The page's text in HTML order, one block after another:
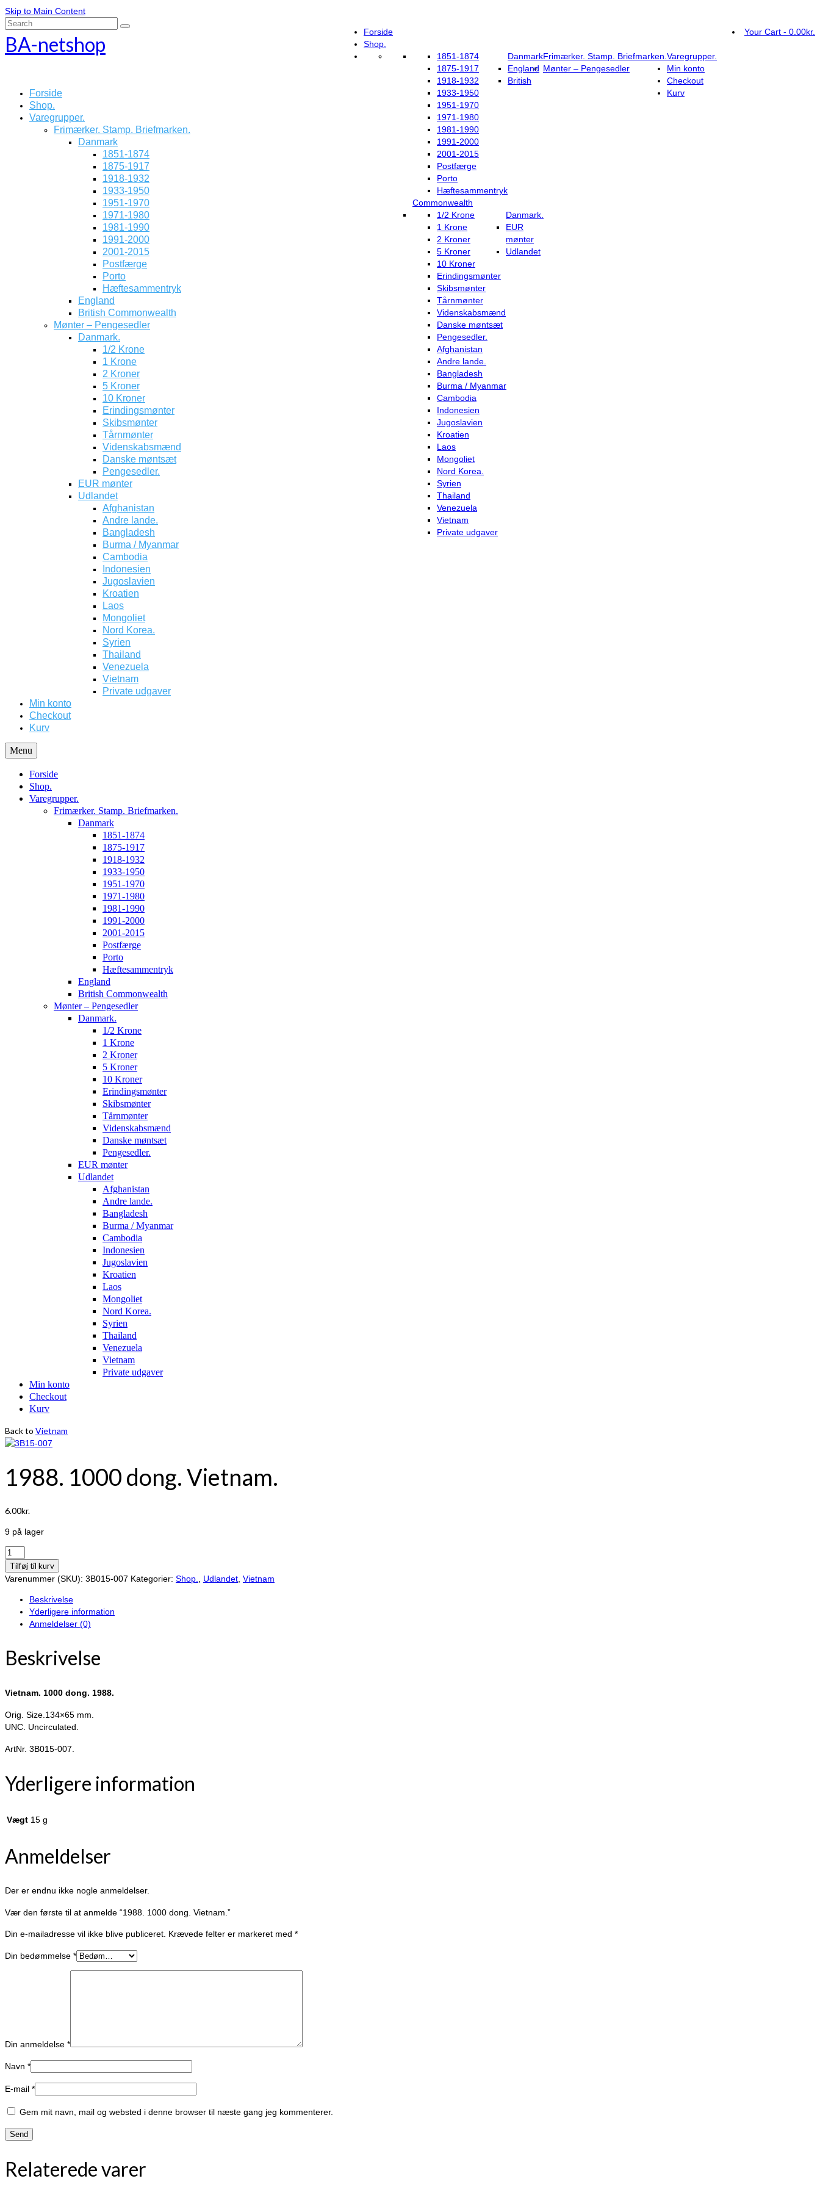
Skip to Main Content
Forside
Shop.
Varegrupper.
Frimærker. Stamp. Briefmarken.
Danmark
1851-1874
1875-1917
1918-1932
1933-1950
1951-1970
1971-1980
1981-1990
1991-2000
2001-2015
Postfærge
Porto
Hæftesammentryk
England
British
Commonwealth
Mønter – Pengesedler
Danmark.
1/2 Krone
1 Krone
2 Kroner
5 Kroner
10 Kroner
Erindingsmønter
Skibsmønter
Tårnmønter
Videnskabsmænd
Danske møntsæt
Pengesedler.
EUR
mønter
Udlandet
Afghanistan
Andre lande.
Bangladesh
Burma / Myanmar
Cambodia
Indonesien
Jugoslavien
Kroatien
Laos
Mongoliet
Nord Korea.
Syrien
Thailand
Venezuela
Vietnam
Private udgaver
Min konto
Checkout
Kurv
Your Cart - 0.00kr.
Search
BA-netshop
Forside
Shop.
Varegrupper.
Frimærker. Stamp. Briefmarken.
Danmark
1851-1874
1875-1917
1918-1932
1933-1950
1951-1970
1971-1980
1981-1990
1991-2000
2001-2015
Postfærge
Porto
Hæftesammentryk
England
British Commonwealth
Mønter – Pengesedler
Danmark.
1/2 Krone
1 Krone
2 Kroner
5 Kroner
10 Kroner
Erindingsmønter
Skibsmønter
Tårnmønter
Videnskabsmænd
Danske møntsæt
Pengesedler.
EUR mønter
Udlandet
Afghanistan
Andre lande.
Bangladesh
Burma / Myanmar
Cambodia
Indonesien
Jugoslavien
Kroatien
Laos
Mongoliet
Nord Korea.
Syrien
Thailand
Venezuela
Vietnam
Private udgaver
Min konto
Checkout
Kurv
Menu
Forside
Shop.
Varegrupper.
Frimærker. Stamp. Briefmarken.
Danmark
1851-1874
1875-1917
1918-1932
1933-1950
1951-1970
1971-1980
1981-1990
1991-2000
2001-2015
Postfærge
Porto
Hæftesammentryk
England
British Commonwealth
Mønter – Pengesedler
Danmark.
1/2 Krone
1 Krone
2 Kroner
5 Kroner
10 Kroner
Erindingsmønter
Skibsmønter
Tårnmønter
Videnskabsmænd
Danske møntsæt
Pengesedler.
EUR mønter
Udlandet
Afghanistan
Andre lande.
Bangladesh
Burma / Myanmar
Cambodia
Indonesien
Jugoslavien
Kroatien
Laos
Mongoliet
Nord Korea.
Syrien
Thailand
Venezuela
Vietnam
Private udgaver
Min konto
Checkout
Kurv
Back to Vietnam
1988. 1000 dong. Vietnam.
6.00kr.
9 på lager
1988.
1000
dong.
antal
Tilføj til kurv
Varenummer (SKU): 3B015-007 Kategorier: Shop. Udlandet Vietnam
Beskrivelse
Yderligere information
Anmeldelser (0)
Beskrivelse
Vietnam. 1000 dong. 1988.
Orig. Size.134×65 mm.
UNC. Uncirculated.
ArtNr. 3B015-007.
Yderligere information
Vægt 15 g
Anmeldelser
Der er endnu ikke nogle anmeldelser.
Vær den første til at anmelde “1988. 1000 dong. Vietnam.”
Din e-mailadresse vil ikke blive publiceret. Krævede felter er markeret med *
Din bedømmelse *
Din anmeldelse *
Navn *
E-mail *
Gem mit navn, mail og websted i denne browser til næste gang jeg kommenterer.
Relaterede varer